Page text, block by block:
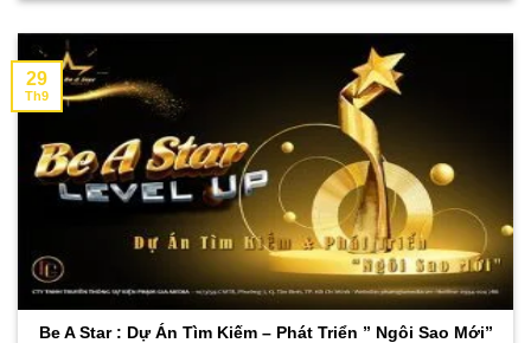
Be A Star : Dự Án Tìm Kiếm – Phát Triển ” Ngôi Sao Mới”
29
Th9